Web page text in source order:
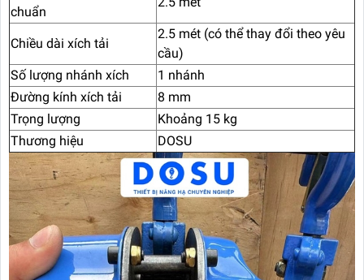
chuẩn
Chiều dài xích tải
2.5 mét (có thể thay đổi theo yêu
cầu)
Số lượng nhánh xích
1 nhánh
Đường kính xích tải
8 mm
Trọng lượng
Khoảng 15 kg
Thương hiệu
DOSU